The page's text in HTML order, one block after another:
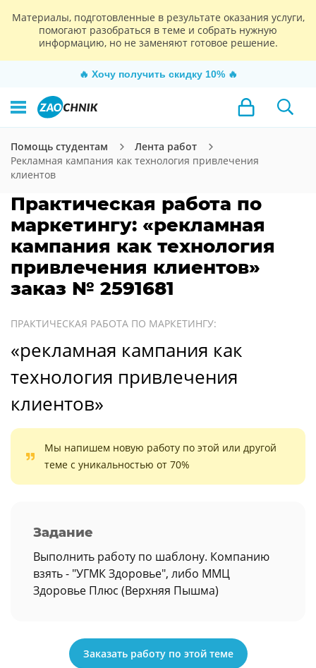
Материалы, подготовленные в результате оказания услуги,
помогают разобраться в теме и собрать нужную
информацию, но не заменяют готовое решение.
🔥 Хочу получить скидку 10% 🔥
Помощь студентам
Лента работ
Рекламная кампания как технология привлечения
клиентов
Практическая работа по
маркетингу: «рекламная
кампания как технология
привлечения клиентов»
заказ № 2591681
ПРАКТИЧЕСКАЯ РАБОТА ПО МАРКЕТИНГУ:
«рекламная кампания как
технология привлечения
клиентов»
Мы напишем новую работу по этой или другой
теме с уникальностью от 70%
Задание
Выполнить работу по шаблону. Компанию
взять - "УГМК Здоровье", либо ММЦ
Здоровье Плюс (Верхняя Пышма)
Заказать работу по этой теме